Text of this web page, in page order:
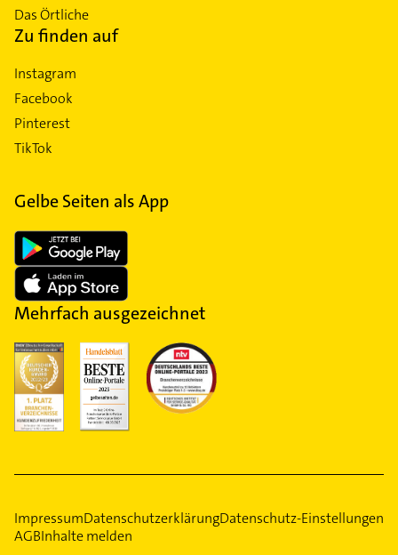
Das Örtliche
Zu finden auf
Instagram
Facebook
Pinterest
TikTok
Gelbe Seiten als App
Mehrfach ausgezeichnet
ImpressumDatenschutzerklärungDatenschutz-Einstellungen
AGBInhalte melden